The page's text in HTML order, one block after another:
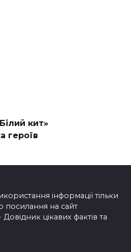
кит»
героїв
інформації тільки
посилання на сайт
цікавих фактів та